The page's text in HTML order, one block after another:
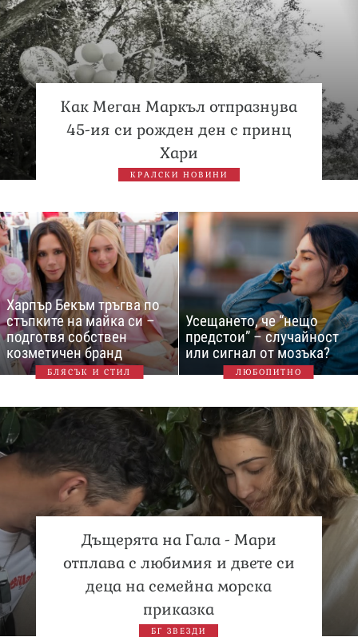
Как Меган Маркъл отпразнува
45-ия си рожден ден с принц
Хари
КРАЛСКИ НОВИНИ
Харпър Бекъм тръгва по
стъпките на майка си –
подготвя собствен
козметичен бранд
БЛЯСЪК И СТИЛ
Усещането, че “нещо
предстои” – случайност
или сигнал от мозъка?
ЛЮБОПИТНО
Дъщерята на Гала - Мари
отплава с любимия и двете си
деца на семейна морска
приказка
БГ ЗВЕЗДИ